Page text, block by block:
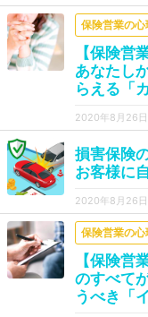
保険営業の心
【保険営
あなたし
らえる「
2020年8月26日
損害保険
お客様に
2020年8月26日
保険営業の心
【保険営
のすべて
うべき「